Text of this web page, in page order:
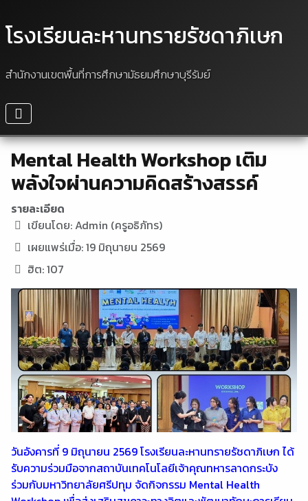
โรงเรียนละหานทรายรัชดาภิเษก
สำนักงานเขตพื้นที่การศึกษามัธยมศึกษาบุรีรัมย์
Mental Health Workshop เติม
พลังใจผ่านความคิดสร้างสรรค์
รายละเอียด
เขียนโดย: Admin (ครูอธิภัทร)
เผยแพร่เมื่อ: 19 มิถุนายน 2569
ฮิต: 107
วันอังคารที่ 9 มิถุนายน 2569 โรงเรียนละหานทรายรัชดาภิเษก ได้
รับความร่วมมือจากสถาบันเทคโนโลยีเจ้าคุณทหารลาดกระบัง
ร่วมกับมหาวิทยาลัยศรีปทุม จัดกิจกรรม Mental Health